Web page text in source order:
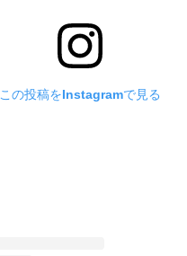
この投稿をInstagramで見る